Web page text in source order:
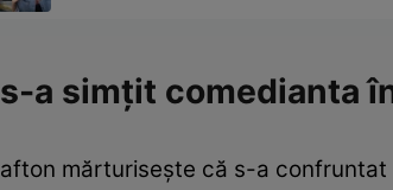
a simțit comedianta
mărturisește că s-a